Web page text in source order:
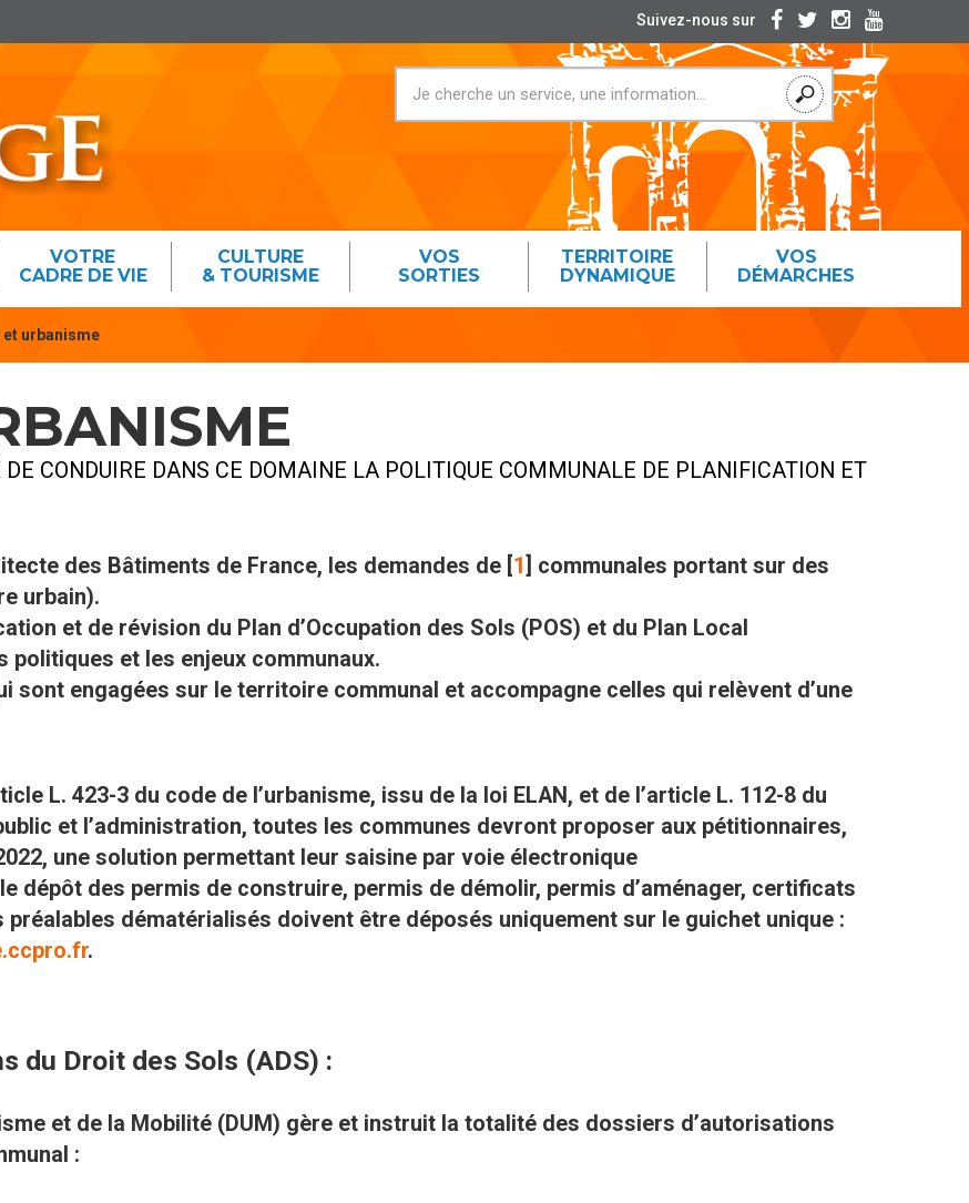
VOTRE
CADRE DE VIE
CULTURE
& TOURISME
VOS
SORTIES
TERRITOIRE
DYNAMIQUE
VOS
DÉMARCHES
Suivez-nous sur
et urbanisme
CONDUIRE DANS CE DOMAINE LA POLITIQUE COMMUNALE DE PLANIFICATION ET
des Bâtiments de France, les demandes de[1] communales portant sur des
urbain).
et de révision du Plan d’Occupation des Sols (POS) et du Plan Local
politiques et les enjeux communaux.
sont engagées sur le territoire communal et accompagne celles qui relèvent d’une
L. 423-3 du code de l’urbanisme, issu de la loi ELAN, et de l’article L. 112-8 du
et l’administration, toutes les communes devront proposer aux pétitionnaires,
une solution permettant leur saisine par voie électronique
dépôt des permis de construire, permis de démolir, permis d’aménager, certificats
préalables dématérialisés doivent être déposés uniquement sur le guichet unique :
.
du Droit des Sols (ADS) :
et de la Mobilité (DUM) gère et instruit la totalité des dossiers d’autorisations
: